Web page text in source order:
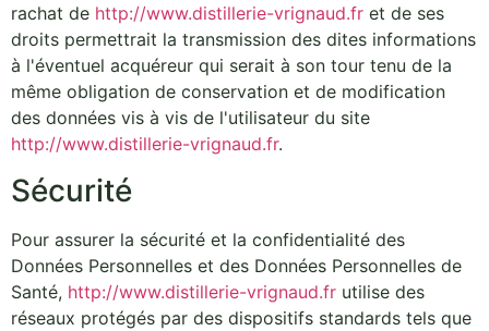
rachat de http://www.distillerie-vrignaud.fr et de ses
droits permettrait la transmission des dites informations
à l'éventuel acquéreur qui serait à son tour tenu de la
même obligation de conservation et de modification
des données vis à vis de l'utilisateur du site
http://www.distillerie-vrignaud.fr.
Sécurité
Pour assurer la sécurité et la confidentialité des
Données Personnelles et des Données Personnelles de
Santé, http://www.distillerie-vrignaud.fr utilise des
réseaux protégés par des dispositifs standards tels que